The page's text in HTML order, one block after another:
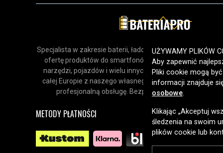
Specjalista w zakresie baterii, ładowarek i akcesoriów.
ofertę produktów do smartfonów, urządzeń
narzędzi, pojazdów i wielu innych zastosowań.
całej Europie z naszego własnego magazynu, oferując
profesjonalną obsługę. Bezpieczne zakupy online od
METODY PŁATNOŚCI
UŻYWAMY PLIKÓW
Aby zapewnić
Pliki cookie mogą
informacji znajduje
osobowe.
Klikając „Akceptuj
śledzenia na swoim
plików cookie lub